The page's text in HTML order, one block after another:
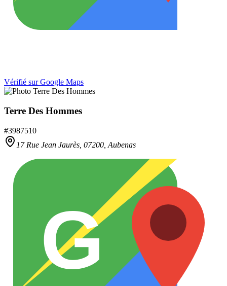
Vérifié sur Google Maps
Terre Des Hommes
#3987510
17 Rue Jean Jaurès, 07200 Aubenas
G